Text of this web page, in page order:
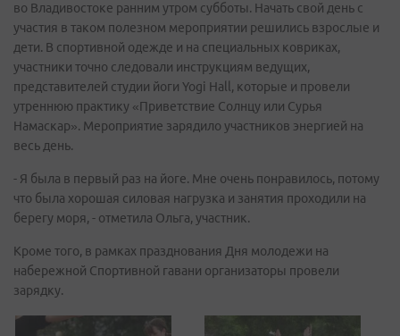
во Владивостоке ранним утром субботы. Начать свой день с
участия в таком полезном мероприятии решились взрослые и
дети. В спортивной одежде и на специальных ковриках,
участники точно следовали инструкциям ведущих,
представителей студии йоги Yogi Hall, которые и провели
утреннюю практику «Приветствие Солнцу или Сурья
Намаскар». Мероприятие зарядило участников энергией на
весь день.
- Я была в первый раз на йоге. Мне очень понравилось, потому
что была хорошая силовая нагрузка и занятия проходили на
берегу моря, - отметила Ольга, участник.
Кроме того, в рамках празднования Дня молодежи на
набережной Спортивной гавани организаторы провели
зарядку.